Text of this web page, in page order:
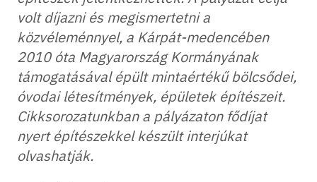
volt díjazni és megismertetni a
közvéleménnyel, a Kárpát-medencében
2010 óta Magyarország Kormányának
támogatásával épült mintaértékű bölcsődei,
óvodai létesítmények, épületek építészeit.
Cikksorozatunkban a pályázaton fődíjat
nyert építészekkel készült interjúkat
olvashatják.